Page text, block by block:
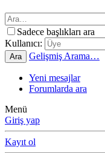
Sadece başlıkları ara
Kullanıcı:
Ara Gelişmiş Arama…
Yeni mesajlar
Forumlarda ara
Menü
Giriş yap
Kayıt ol